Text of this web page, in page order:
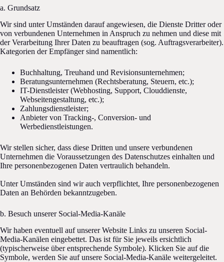
a. Grundsatz
Wir sind unter Umständen darauf angewiesen, die Dienste Dritter oder
von verbundenen Unternehmen in Anspruch zu nehmen und diese mit
der Verarbeitung Ihrer Daten zu beauftragen (sog. Auftragsverarbeiter).
Kategorien der Empfänger sind namentlich:
Buchhaltung, Treuhand und Revisionsunternehmen;
Beratungsunternehmen (Rechtsberatung, Steuern, etc.);
IT-Dienstleister (Webhosting, Support, Clouddienste,
Webseitengestaltung, etc.);
Zahlungsdienstleister;
Anbieter von Tracking-, Conversion- und
Werbedienstleistungen.
Wir stellen sicher, dass diese Dritten und unsere verbundenen
Unternehmen die Voraussetzungen des Datenschutzes einhalten und
Ihre personenbezogenen Daten vertraulich behandeln.
Unter Umständen sind wir auch verpflichtet, Ihre personenbezogenen
Daten an Behörden bekanntzugeben.
b. Besuch unserer Social-Media-Kanäle
Wir haben eventuell auf unserer Website Links zu unseren Social-
Media-Kanälen eingebettet. Das ist für Sie jeweils ersichtlich
(typischerweise über entsprechende Symbole). Klicken Sie auf die
Symbole, werden Sie auf unsere Social-Media-Kanäle weitergeleitet.